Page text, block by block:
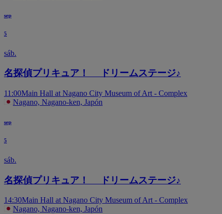
sep
5
sáb.
名探偵プリキュア！ ドリームステージ♪
11:00Main Hall at Nagano City Museum of Art - Complex
Nagano, Nagano-ken, Japón
sep
5
sáb.
名探偵プリキュア！ ドリームステージ♪
14:30Main Hall at Nagano City Museum of Art - Complex
Nagano, Nagano-ken, Japón